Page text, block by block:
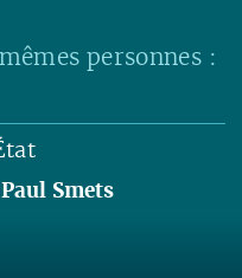
personnes :
Smets